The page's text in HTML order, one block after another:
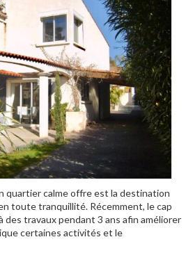
quartier calme offre est la destination
toute tranquillité. Récemment, le cap
des travaux pendant 3 ans afin améliorer
certaines activités et le